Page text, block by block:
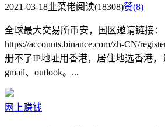
2021-03-18韭菜佬阅读(18308)赞(8)
全球最大交易所币安，国区邀请链接：
https://accounts.binance.com/zh-CN/
册不了IP地址用香港，居住地选香港
gmail、outlook。...
网上赚钱